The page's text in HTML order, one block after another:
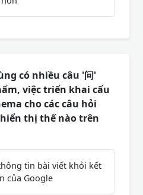
có nhiều câu '问'
việc triển khai cấu
cho các câu hỏi
thị thế nào trên
tin bài viết khỏi kết
của Google